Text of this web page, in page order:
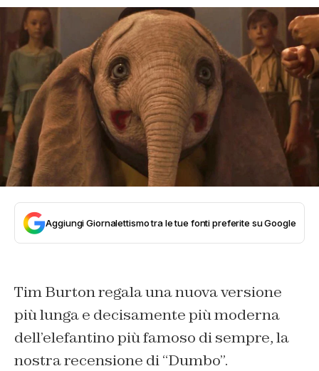
Contatti
Aggiungi Giornalettismo tra le tue fonti preferite su Google
Tim Burton regala una nuova versione
più lunga e decisamente più moderna
dell’elefantino più famoso di sempre, la
nostra recensione di “Dumbo”.